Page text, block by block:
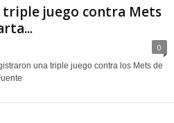
juego contra Mets
0
una triple juego contra los Mets de